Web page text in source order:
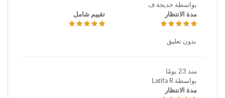
بواسطة خديجة ف
مدة الانتظار
تقييم شامل
بدون تعليق
منذ 23 يومًا
بواسطة Latifa R
مدة الانتظار